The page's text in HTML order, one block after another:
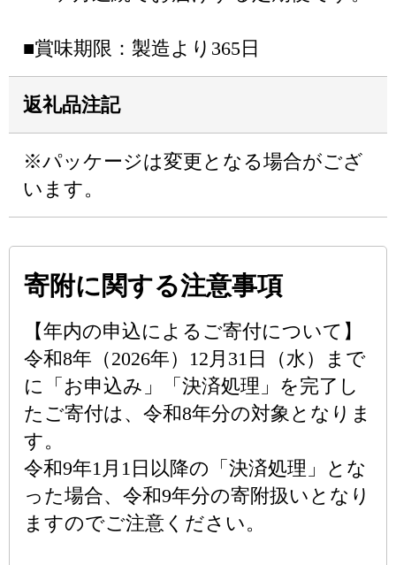
■賞味期限：製造より365日
返礼品注記
※パッケージは変更となる場合がござ
います。
寄附に関する注意事項
【年内の申込によるご寄付について】
令和8年（2026年）12月31日（水）まで
に「お申込み」「決済処理」を完了し
たご寄付は、令和8年分の対象となりま
す。
令和9年1月1日以降の「決済処理」とな
った場合、令和9年分の寄附扱いとなり
ますのでご注意ください。